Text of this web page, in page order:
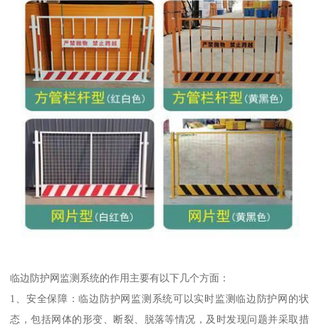
临边防护网监测系统的作用主要有以下几个方面：
1、安全保障：临边防护网监测系统可以实时监测临边防护网的状
态，包括网体的形变、断裂、脱落等情况，及时发现问题并采取措